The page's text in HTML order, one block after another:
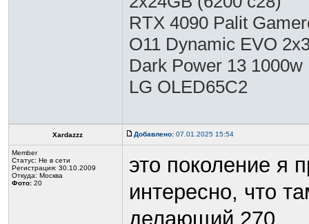
RTX 4090 Palit
O11 Dynamic EVO
Dark Power 13 1000w
LG OLED65C2
Xardazzz Добавлено: 07.01.2025 15:54
Member
Статус: Не в сети
Регистрация: 30.10.2009
Откуда: Москва
Фото: 20
это поколение я
интересно, что
делающий 270.